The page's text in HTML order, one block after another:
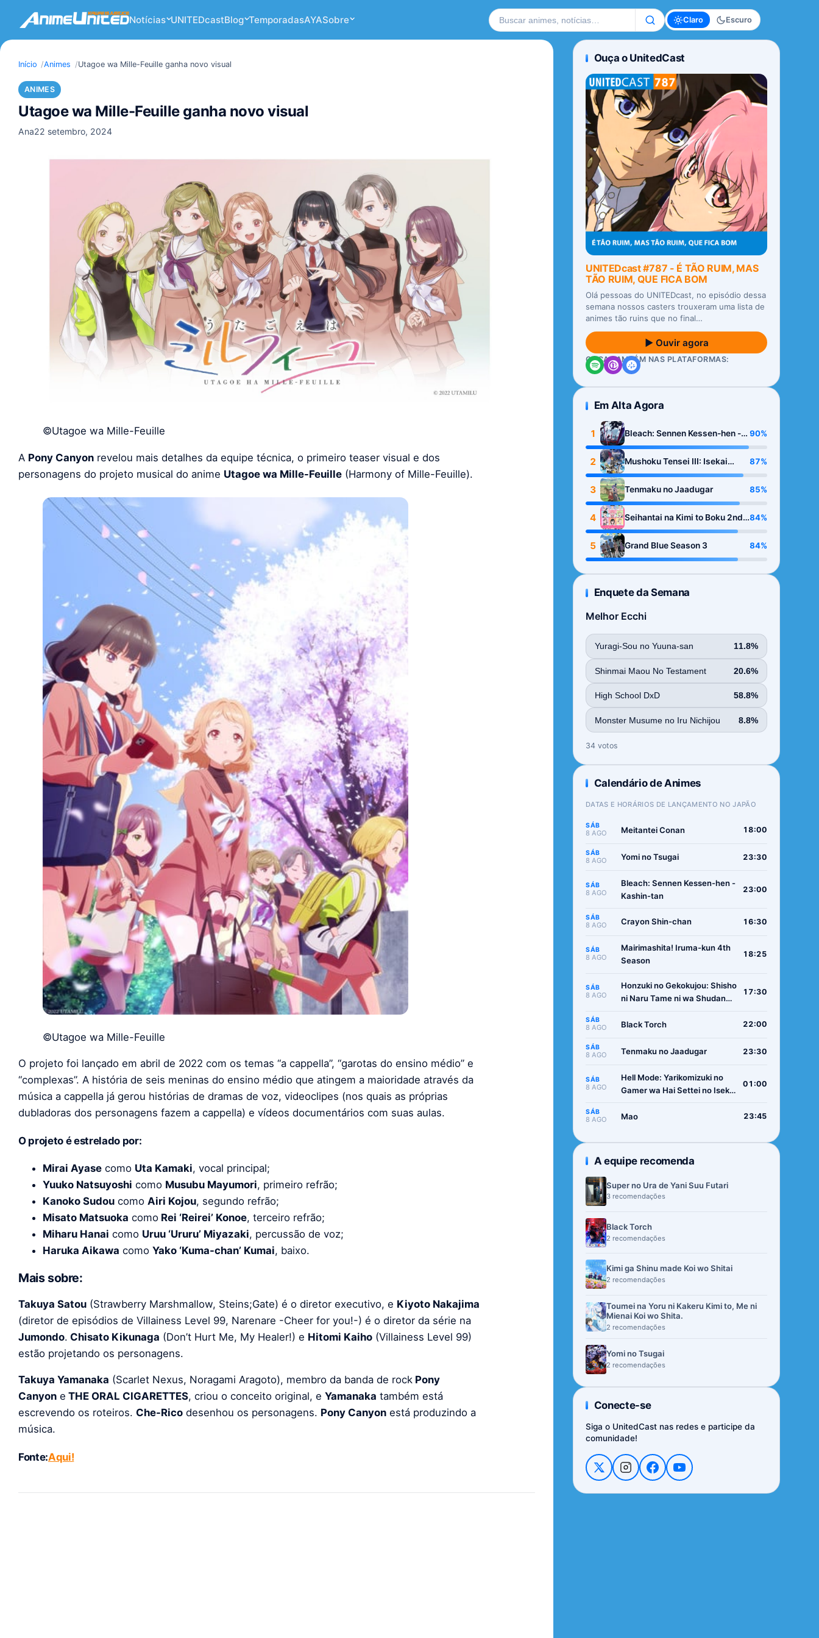
Notícias UNITEDcastBlog TemporadasAYASobre Buscar no site Claro Escuro
Início Animes Utagoe wa Mille-Feuille ganha novo visual
ANIMES
Utagoe wa Mille-Feuille ganha novo visual
Ana22 setembro, 2024
©Utagoe wa Mille-Feuille
A Pony Canyon revelou mais detalhes da equipe técnica, o primeiro teaser visual e dos
personagens do projeto musical do anime Utagoe wa Mille-Feuille (Harmony of Mille-Feuille).
©Utagoe wa Mille-Feuille
O projeto foi lançado em abril de 2022 com os temas “a cappella”, “garotas do ensino médio” e
“complexas”. A história de seis meninas do ensino médio que atingem a maioridade através da
música a cappella já gerou histórias de dramas de voz, videoclipes (nos quais as próprias
dubladoras dos personagens fazem a cappella) e vídeos documentários com suas aulas.
O projeto é estrelado por:
Mirai Ayase como Uta Kamaki, vocal principal;
Yuuko Natsuyoshi como Musubu Mayumori, primeiro refrão;
Kanoko Sudou como Airi Kojou, segundo refrão;
Misato Matsuoka como Rei ‘Reirei’ Konoe, terceiro refrão;
Miharu Hanai como Uruu ‘Ururu’ Miyazaki, percussão de voz;
Haruka Aikawa como Yako ‘Kuma-chan’ Kumai, baixo.
Mais sobre:
Takuya Satou (Strawberry Marshmallow, Steins;Gate) é o diretor executivo, e Kiyoto Nakajima
(diretor de episódios de Villainess Level 99, Narenare -Cheer for you!-) é o diretor da série na
Jumondo. Chisato Kikunaga (Don’t Hurt Me, My Healer!) e Hitomi Kaiho (Villainess Level 99)
estão projetando os personagens.
Takuya Yamanaka (Scarlet Nexus, Noragami Aragoto), membro da banda de rock Pony
Canyon e THE ORAL CIGARETTES, criou o conceito original, e Yamanaka também está
escrevendo os roteiros. Che-Rico desenhou os personagens. Pony Canyon está produzindo a
música.
Fonte:Aqui!
Ouça o UnitedCast
UNITEDcast #787 - É TÃO RUIM, MAS
TÃO RUIM, QUE FICA BOM
Olá pessoas do UNITEDcast, no episódio dessa
semana nossos casters trouxeram uma lista de
animes tão ruins que no final…
▶ Ouvir agora
OUÇA TAMBÉM NAS PLATAFORMAS:
Em Alta Agora
1
Bleach: Sennen Kessen-hen -
Kashin-tan
90%
2
Mushoku Tensei III: Isekai
Ittara Honki Dasu
87%
3 Tenmaku no Jaadugar 85%
4
Seihantai na Kimi to Boku 2nd
Season
84%
5 Grand Blue Season 3 84%
Enquete da Semana
Melhor Ecchi
Yuragi-Sou no Yuuna-san 11.8%
Shinmai Maou No Testament 20.6%
High School DxD 58.8%
Monster Musume no Iru Nichijou 8.8%
34 votos
Calendário de Animes
DATAS E HORÁRIOS DE LANÇAMENTO NO JAPÃO
SÁB
8 AGO Meitantei Conan 18:00
SÁB
8 AGO Yomi no Tsugai 23:30
SÁB
8 AGO
Bleach: Sennen Kessen-hen -
Kashin-tan
23:00
SÁB
8 AGO Crayon Shin-chan 16:30
SÁB
8 AGO
Mairimashita! Iruma-kun 4th
Season
18:25
SÁB
8 AGO
Honzuki no Gekokujou: Shisho
ni Naru Tame ni wa Shudan
Ryoushu no Youjo
17:30
SÁB
8 AGO Black Torch 22:00
SÁB
8 AGO Tenmaku no Jaadugar 23:30
SÁB
8 AGO
Hell Mode: Yarikomizuki no
Gamer wa Hai Settei no Isekai
01:00
SÁB
8 AGO Mao 23:45
A equipe recomenda
Super no Ura de Yani Suu Futari
3 recomendações
Black Torch
2 recomendações
Kimi ga Shinu made Koi wo Shitai
2 recomendações
Toumei na Yoru ni Kakeru Kimi to, Me ni
Mienai Koi wo Shita.
2 recomendações
Yomi no Tsugai
2 recomendações
Conecte-se
Siga o UnitedCast nas redes e participe da
comunidade!